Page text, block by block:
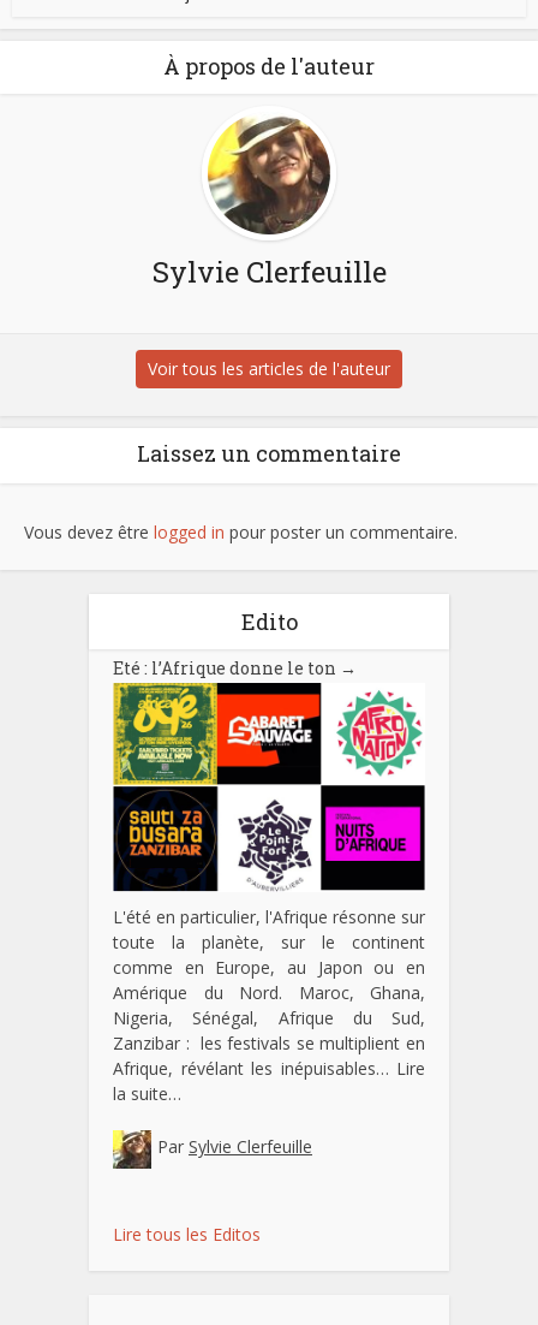
À propos de l'auteur
Sylvie Clerfeuille
Voir tous les articles de l'auteur
Laissez un commentaire
Vous devez être logged in pour poster un commentaire.
Edito
Eté : l’Afrique donne le ton →
L'été en particulier, l'Afrique résonne sur
toute la planète, sur le continent
comme en Europe, au Japon ou en
Amérique du Nord. Maroc, Ghana,
Nigeria, Sénégal, Afrique du Sud,
Zanzibar : les festivals se multiplient en
Afrique, révélant les inépuisables… Lire
la suite…
Par Sylvie Clerfeuille
Lire tous les Editos